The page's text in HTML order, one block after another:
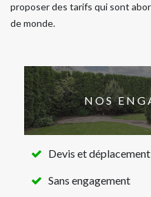
proposer des tarifs qui sont
de monde.
NOS
Devis et
Sans engagement